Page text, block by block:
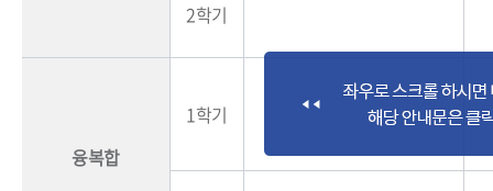
2학기
융복합
1학기